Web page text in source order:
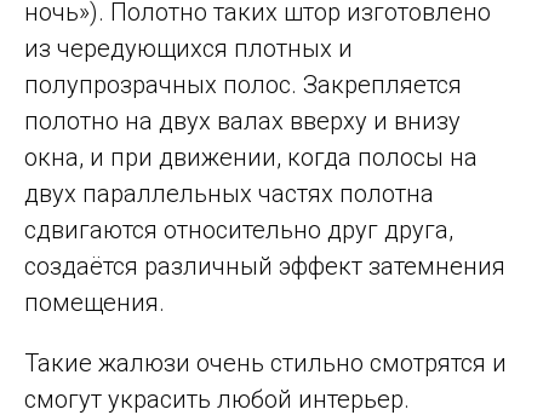
ночь»). Полотно таких штор изготовлено
из чередующихся плотных и
полупрозрачных полос. Закрепляется
полотно на двух валах вверху и внизу
окна, и при движении, когда полосы на
двух параллельных частях полотна
сдвигаются относительно друг друга,
создаётся различный эффект затемнения
помещения.
Такие жалюзи очень стильно смотрятся и
смогут украсить любой интерьер.